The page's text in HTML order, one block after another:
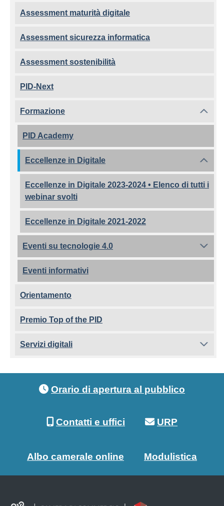
Assessment maturità digitale
Assessment sicurezza informatica
Assessment sostenibilità
PID-Next
Formazione
PID Academy
Eccellenze in Digitale
Eccellenze in Digitale 2023-2024 • Elenco di tutti i
webinar svolti
Eccellenze in Digitale 2021-2022
Eventi su tecnologie 4.0
Eventi informativi
Orientamento
Premio Top of the PID
Servizi digitali
Orario di apertura al pubblico
Contatti e uffici URP
Albo camerale online Modulistica